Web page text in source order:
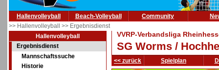
Hallenvolleyball Beach-Volleyball Community
>> Hallenvolleyball >> Ergebnisdienst
Hallenvolleyball
Ergebnisdienst
Mannschaftssuche
Historie
VVRP-Verbandsliga
SG Worms /
<< zurück Spielplan